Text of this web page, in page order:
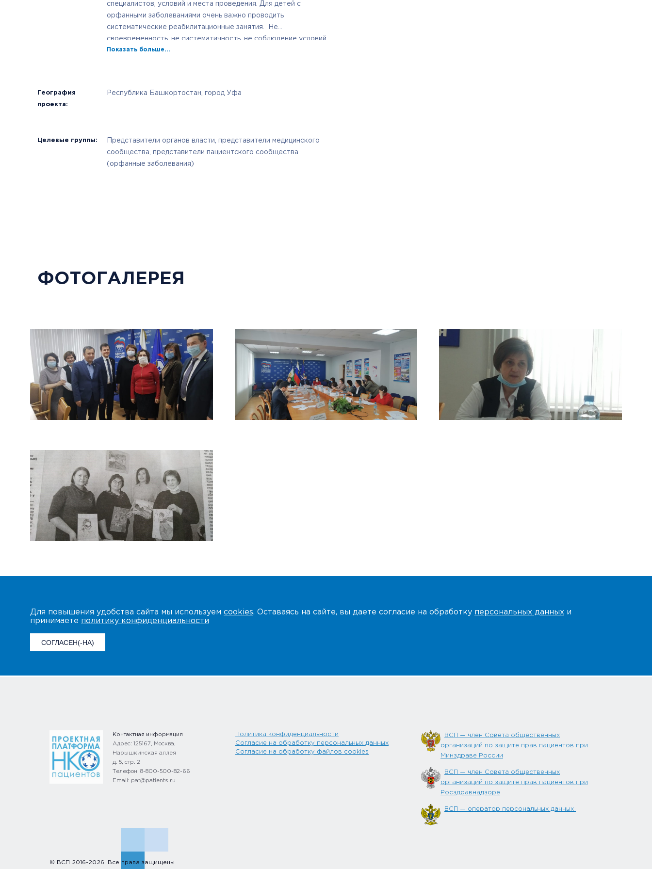
специалистов, условий и места проведения. Для детей с
орфанными заболеваниями очень важно проводить
систематические реабилитационные занятия. Не
своевременность, не систематичность, не соблюдение условий
приводит к ухудшению качества жизни, к увеличению
и с привлечением медицинских специалистов, для выработки
Показать больше...
География
проекта:
Республика Башкортостан, город Уфа
Целевые группы:
Представители органов власти, представители медицинского
сообщества, представители пациентского сообщества
(орфанные заболевания)
ФОТОГАЛЕРЕЯ
Для повышения удобства сайта мы используем cookies. Оставаясь на сайте, вы даете согласие на обработку персональных данных и
принимаете политику конфиденциальности
СОГЛАСЕН(-НА)
Контактная информация
Адрес: 125167, Москва,
Нарышкинская аллея
д. 5, стр. 2
Телефон: 8-800-500-82-66
Email: pat@patients.ru
Политика конфиденциальности
Согласие на обработку персональных данных
Согласие на обработку файлов cookies
ВСП — член Совета общественных
организаций по защите прав пациентов при
Минздраве России
ВСП — член Совета общественных
организаций по защите прав пациентов при
Росздравнадзоре
ВСП — оператор персональных данных
© ВСП 2016-2026. Все права защищены